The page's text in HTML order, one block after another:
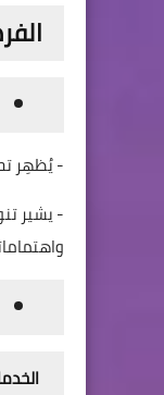
- يُظهِر
- يشير